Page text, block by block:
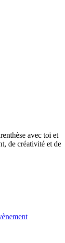
avec toi et
de créativité et de